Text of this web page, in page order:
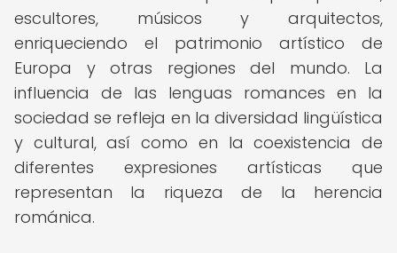
escultores, músicos y arquitectos,
enriqueciendo el patrimonio artístico de
Europa y otras regiones del mundo. La
influencia de las lenguas romances en la
sociedad se refleja en la diversidad lingüística
y cultural, así como en la coexistencia de
diferentes expresiones artísticas que
representan la riqueza de la herencia
románica.